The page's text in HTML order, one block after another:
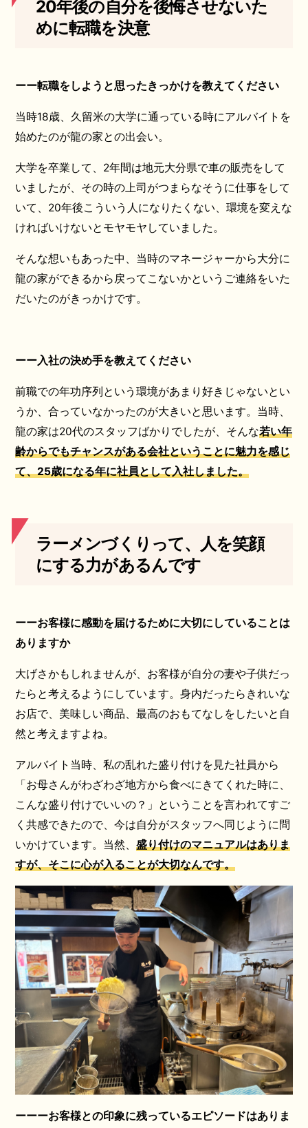
20年後の自分を後悔させないた
めに転職を決意
ーー転職をしようと思ったきっかけを教えてください
当時18歳、久留米の大学に通っている時にアルバイトを
始めたのが龍の家との出会い。
大学を卒業して、2年間は地元大分県で車の販売をして
いましたが、その時の上司がつまらなそうに仕事をして
いて、20年後こういう人になりたくない、環境を変えな
ければいけないとモヤモヤしていました。
そんな想いもあった中、当時のマネージャーから大分に
龍の家ができるから戻ってこないかというご連絡をいた
だいたのがきっかけです。
ーー入社の決め手を教えてください
前職での年功序列という環境があまり好きじゃないとい
うか、合っていなかったのが大きいと思います。当時、
龍の家は20代のスタッフばかりでしたが、そんな若い年
齢からでもチャンスがある会社ということに魅力を感じ
て、25歳になる年に社員として入社しました。
ラーメンづくりって、人を笑顔
にする力があるんです
ーーお客様に感動を届けるために大切にしていることは
ありますか
大げさかもしれませんが、お客様が自分の妻や子供だっ
たらと考えるようにしています。身内だったらきれいな
お店で、美味しい商品、最高のおもてなしをしたいと自
然と考えますよね。
アルバイト当時、私の乱れた盛り付けを見た社員から
「お母さんがわざわざ地方から食べにきてくれた時に、
こんな盛り付けでいいの？」ということを言われてすご
く共感できたので、今は自分がスタッフへ同じように問
いかけています。当然、 盛り付けのマニュアルはありま
すが、そこに心が入ることが大切なんです。
ーーーお客様との印象に残っているエピソードはありま